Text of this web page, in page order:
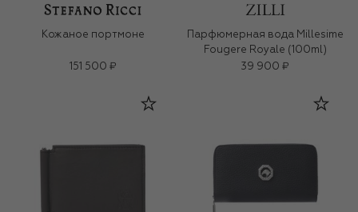
Кожаное портмоне
151 500 ₽
Парфюмерная вода Millesime
Fougere Royale (100ml)
39 900 ₽